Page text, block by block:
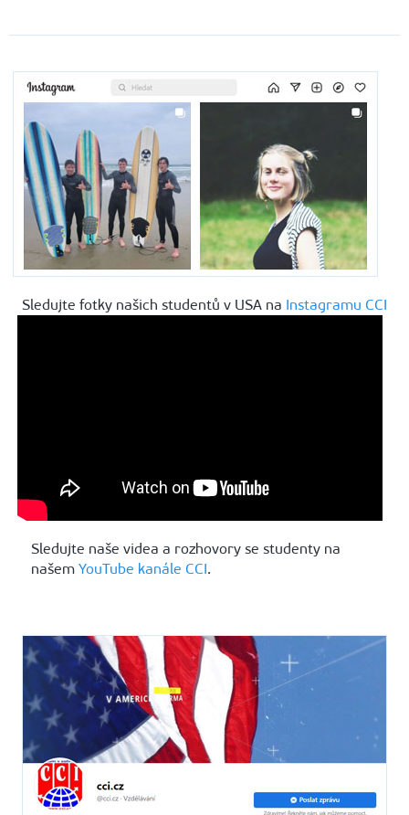
Sledujte fotky našich studentů v USA na Instagramu CCI
Sledujte naše videa a rozhovory se studenty na
našem YouTube kanále CCI.